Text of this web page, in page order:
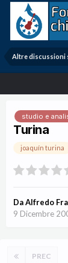
Altre discussioni
studio e
Turina
joaquín turina
DaAlfredo
9 Dicembre
PREC